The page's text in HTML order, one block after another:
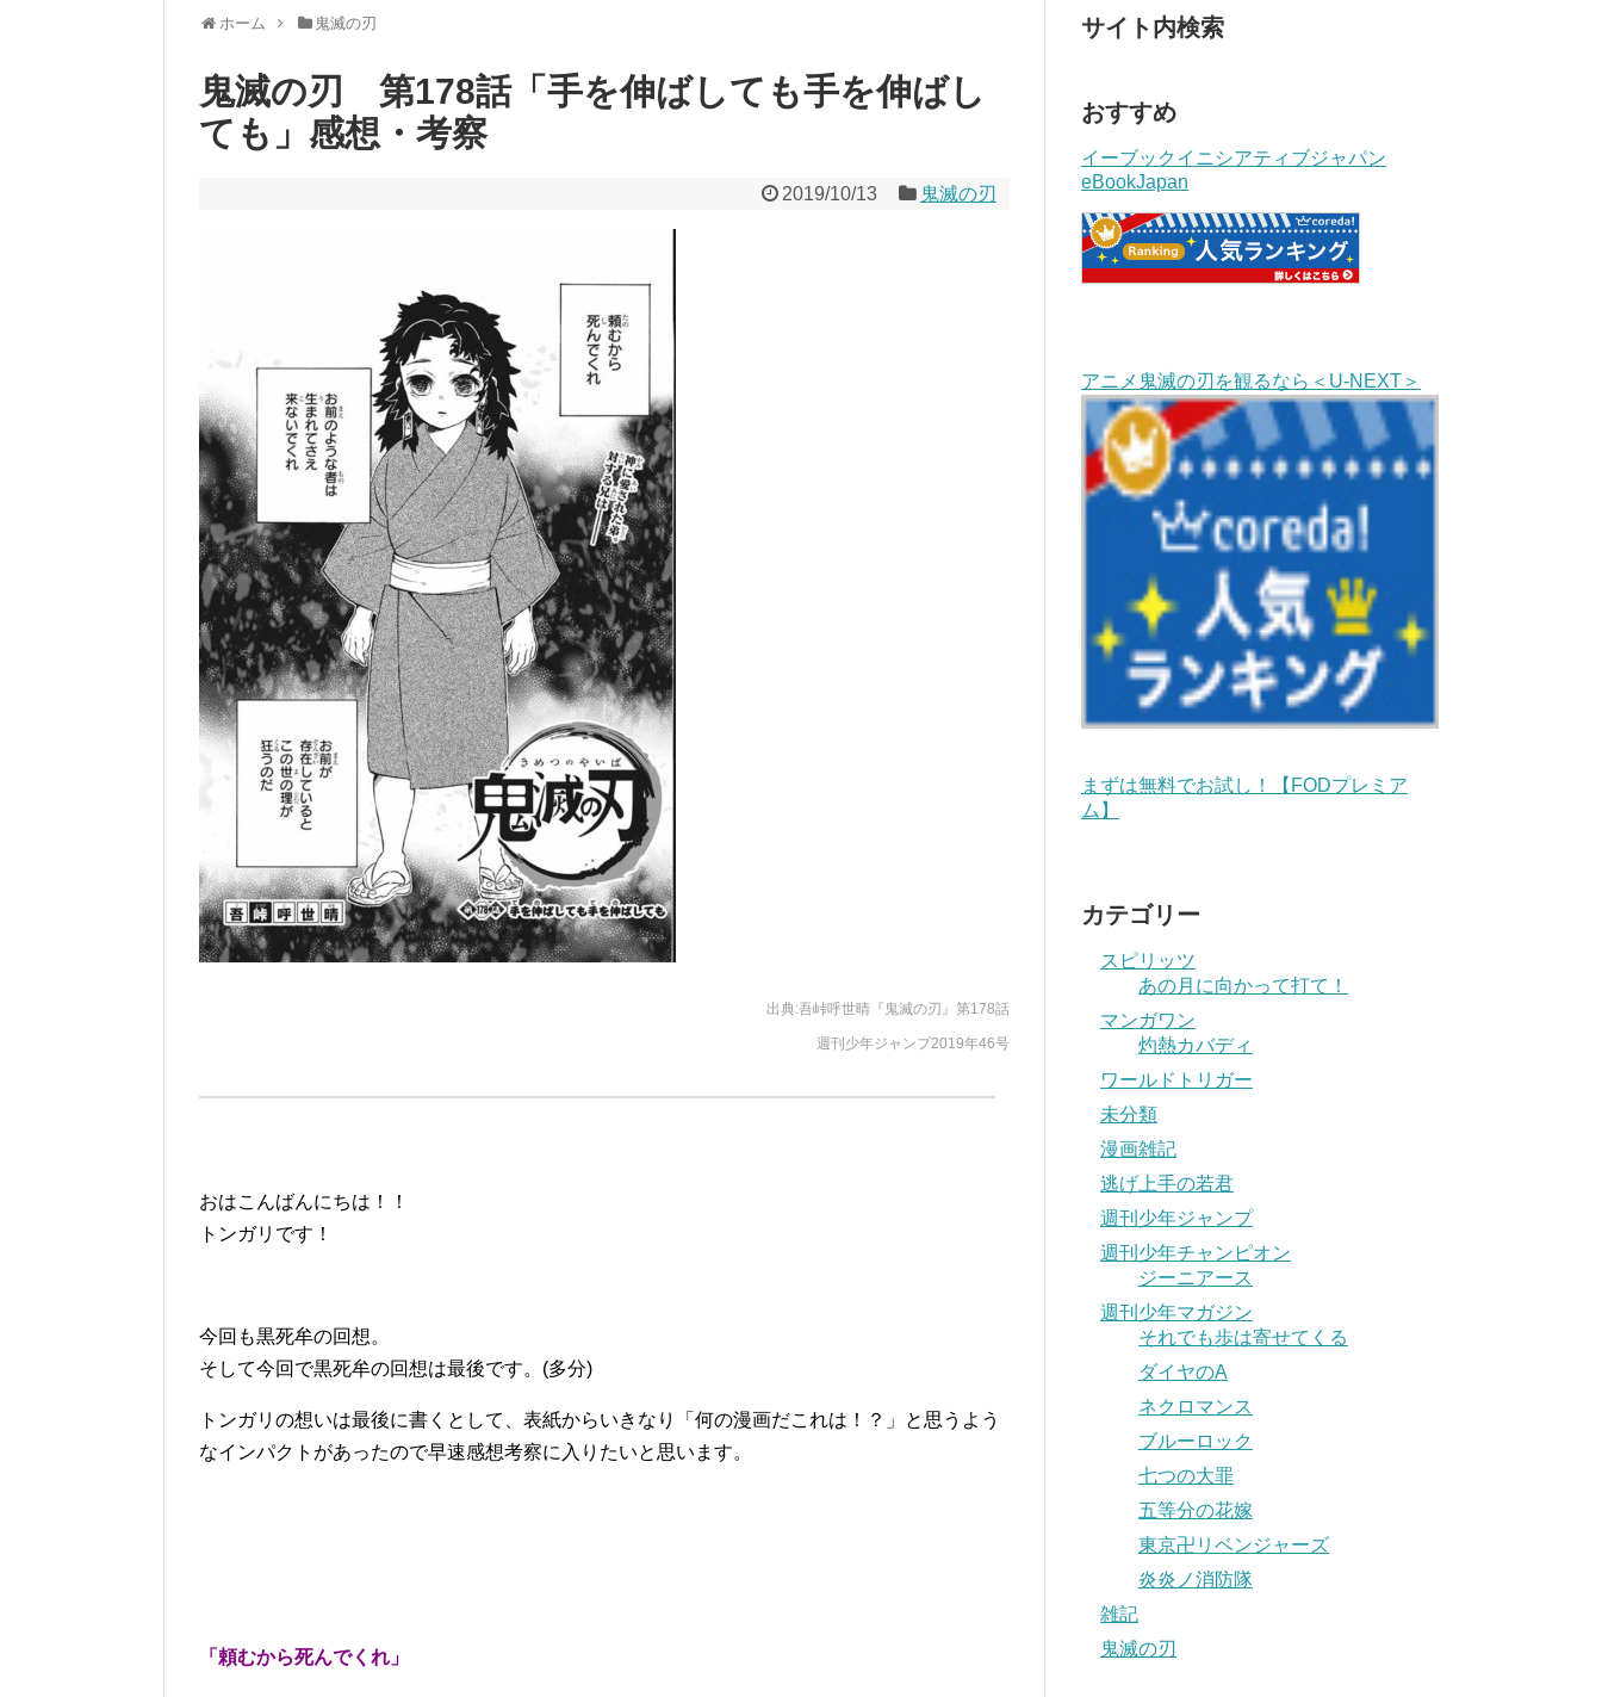
ホーム 鬼滅の刃
鬼滅の刃 第178話「手を伸ばしても手を伸ばし
ても」感想・考察
2019/10/13 鬼滅の刃
出典:吾峠呼世晴『鬼滅の刃』第178話
週刊少年ジャンプ2019年46号
おはこんばんにちは！！
トンガリです！
今回も黒死牟の回想。
そして今回で黒死牟の回想は最後です。(多分)
トンガリの想いは最後に書くとして、表紙からいきなり「何の漫画だこれは！？」と思うよう
なインパクトがあったので早速感想考察に入りたいと思います。
「頼むから死んでくれ」
サイト内検索
おすすめ
イーブックイニシアティブジャパン
eBookJapan
アニメ鬼滅の刃を観るなら＜U-NEXT＞
まずは無料でお試し！【FODプレミア
ム】
カテゴリー
スピリッツ
あの月に向かって打て！
マンガワン
灼熱カバディ
ワールドトリガー
未分類
漫画雑記
逃げ上手の若君
週刊少年ジャンプ
週刊少年チャンピオン
ジーニアース
週刊少年マガジン
それでも歩は寄せてくる
ダイヤのA
ネクロマンス
ブルーロック
七つの大罪
五等分の花嫁
東京卍リベンジャーズ
炎炎ノ消防隊
雑記
鬼滅の刃